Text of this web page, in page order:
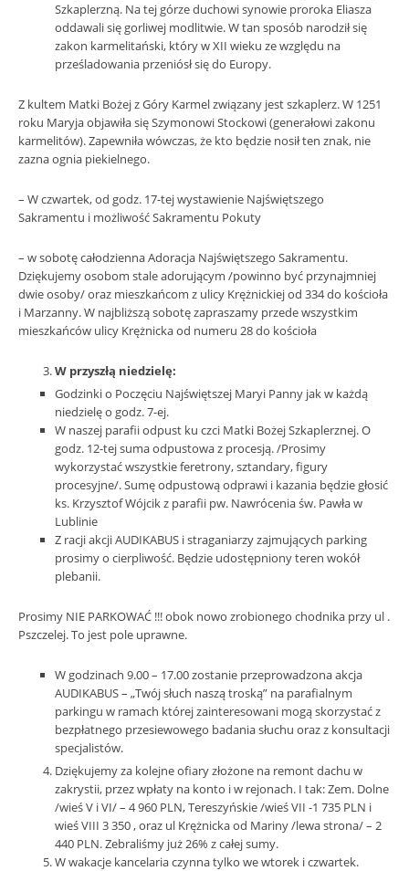
Szkaplerzną. Na tej górze duchowi synowie proroka Eliasza
oddawali się gorliwej modlitwie. W tan sposób narodził się
zakon karmelitański, który w XII wieku ze względu na
prześladowania przeniósł się do Europy.
Z kultem Matki Bożej z Góry Karmel związany jest szkaplerz. W 1251
roku Maryja objawiła się Szymonowi Stockowi (generałowi zakonu
karmelitów). Zapewniła wówczas, że kto będzie nosił ten znak, nie
zazna ognia piekielnego.
– W czwartek, od godz. 17-tej wystawienie Najświętszego
Sakramentu i możliwość Sakramentu Pokuty
– w sobotę całodzienna Adoracja Najświętszego Sakramentu.
Dziękujemy osobom stale adorującym /powinno być przynajmniej
dwie osoby/ oraz mieszkańcom z ulicy Krężnickiej od 334 do kościoła
i Marzanny. W najbliższą sobotę zapraszamy przede wszystkim
mieszkańców ulicy Krężnicka od numeru 28 do kościoła
W przyszłą niedzielę:
Godzinki o Poczęciu Najświętszej Maryi Panny jak w każdą
niedzielę o godz. 7-ej.
W naszej parafii odpust ku czci Matki Bożej Szkaplerznej. O
godz. 12-tej suma odpustowa z procesją. /Prosimy
wykorzystać wszystkie feretrony, sztandary, figury
procesyjne/. Sumę odpustową odprawi i kazania będzie głosić
ks. Krzysztof Wójcik z parafii pw. Nawrócenia św. Pawła w
Lublinie
Z racji akcji AUDIKABUS i straganiarzy zajmujących parking
prosimy o cierpliwość. Będzie udostępniony teren wokół
plebanii.
Prosimy NIE PARKOWAĆ !!! obok nowo zrobionego chodnika przy ul .
Pszczelej. To jest pole uprawne.
W godzinach 9.00 – 17.00 zostanie przeprowadzona akcja
AUDIKABUS – „Twój słuch naszą troską” na parafialnym
parkingu w ramach której zainteresowani mogą skorzystać z
bezpłatnego przesiewowego badania słuchu oraz z konsultacji
specjalistów.
Dziękujemy za kolejne ofiary złożone na remont dachu w
zakrystii, przez wpłaty na konto i w rejonach. I tak: Zem. Dolne
/wieś V i VI/ – 4 960 PLN, Tereszyńskie /wieś VII -1 735 PLN i
wieś VIII 3 350 , oraz ul Krężnicka od Mariny /lewa strona/ – 2
440 PLN. Zebraliśmy już 26% z całej sumy.
W wakacje kancelaria czynna tylko we wtorek i czwartek.